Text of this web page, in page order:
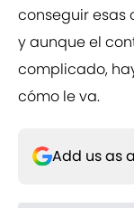
conseguir esas
y aunque el
complicado,
cómo le va.
Add us as